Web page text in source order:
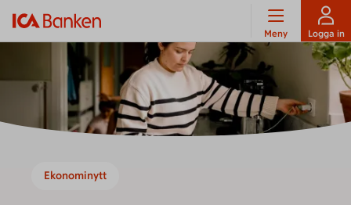
Meny Logga in
Ekonominytt